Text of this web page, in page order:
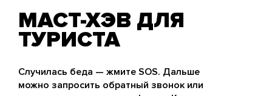
МАСТ-ХЭВ ДЛЯ
ТУРИСТА
Случилась беда — жмите SOS. Дальше
можно запросить обратный звонок или